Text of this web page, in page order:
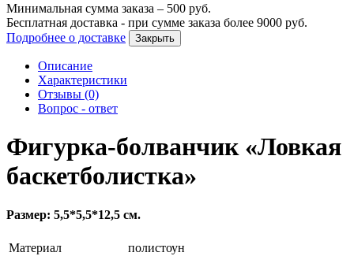
Минимальная сумма заказа – 500 руб.
Бесплатная доставка - при сумме заказа более 9000 руб.
Подробнее о доставке
Закрыть
Описание
Характеристики
Отзывы (0)
Вопрос - ответ
Фигурка-болванчик «Ловкая
баскетболистка»
Размер: 5,5*5,5*12,5 см.
Материал
полистоун